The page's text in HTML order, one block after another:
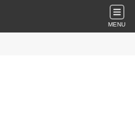
MENU